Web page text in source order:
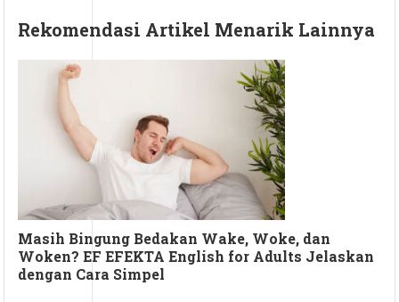
Rekomendasi Artikel Menarik Lainnya
Masih Bingung Bedakan Wake, Woke, dan
Woken? EF EFEKTA English for Adults Jelaskan
dengan Cara Simpel